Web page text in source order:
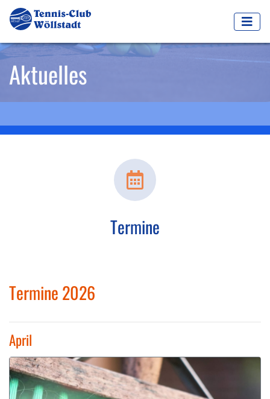
Aktuelles
Termine
Termine 2026
April